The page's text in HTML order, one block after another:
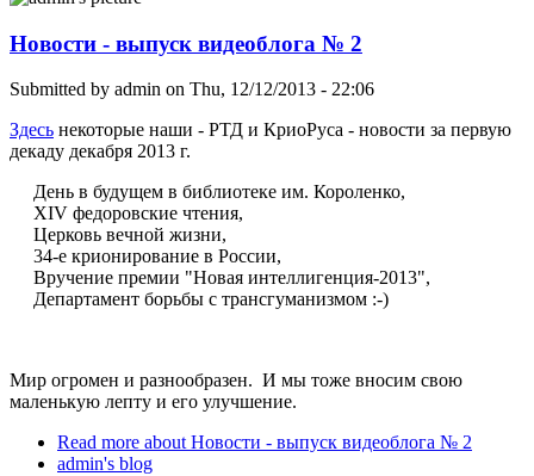
Новости - выпуск видеоблога № 2
Submitted by admin on Thu, 12/12/2013 - 22:06
Здесь некоторые наши - РТД и КриоРуса - новости за первую
декаду декабря 2013 г.
День в будущем в библиотеке им. Короленко,
XIV федоровские чтения,
Церковь вечной жизни,
34-е крионирование в России,
Вручение премии "Новая интеллигенция-2013",
Департамент борьбы с трансгуманизмом :-)
Мир огромен и разнообразен. И мы тоже вносим свою
маленькую лепту и его улучшение.
Read more about Новости - выпуск видеоблога № 2
admin's blog